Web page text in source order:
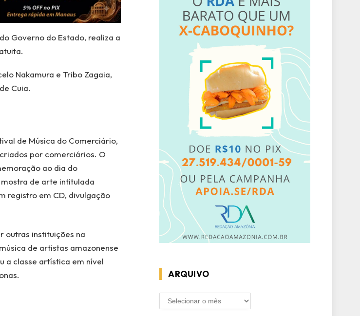
Governo do Estado, realiza a
Nakamura e Tribo Zagaia,
Cuia.
de Música do Comerciário,
por comerciários. O
ao dia do
de arte intitulada
registro em CD, divulgação
outras instituições na
de artistas amazonense
a classe artística em nível
ARQUIVO
ARQUIVO